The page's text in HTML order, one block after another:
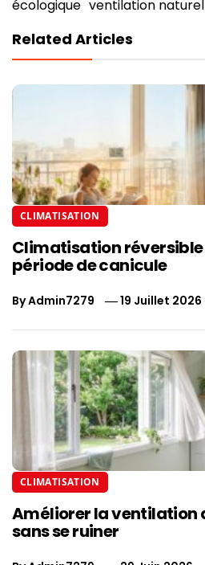
écologique ventilation
Related Articles
CLIMATISATION
Climatisation réversible
période de canicule
ByAdmin7279 19 Juillet 2026
CLIMATISATION
Améliorer la ventilation
sans se ruiner